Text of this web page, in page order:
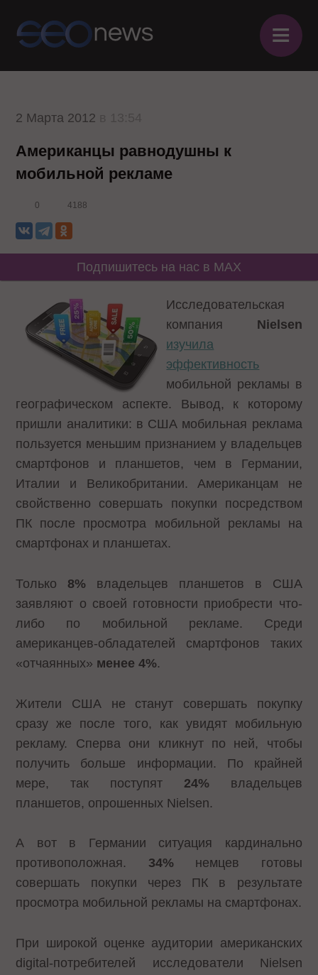
≡
2 Марта 2012
Американцы равнодушны к
мобильной рекламе
0 4188
Подпишитесь на нас в MAX
Исследовательская
компания Nielsen
изучила
эффективность
мобильной рекламы в
географическом аспекте. Вывод, к которому
пришли аналитики: в США мобильная реклама
пользуется меньшим признанием у владельцев
смартфонов и планшетов, чем в Германии,
Италии и Великобритании. Американцам не
свойственно совершать покупки посредством
ПК после просмотра мобильной рекламы на
смартфонах и планшетах.
Только 8% владельцев планшетов в США
заявляют о своей готовности приобрести что-
либо по мобильной рекламе. Среди
американцев-обладателей смартфонов таких
«отчаянных» менее 4%.
Жители США не станут совершать покупку
сразу же после того, как увидят мобильную
рекламу. Сперва они кликнут по ней, чтобы
получить больше информации. По крайней
мере, так поступят 24%владельцев
планшетов, опрошенных Nielsen.
А вот в Германии ситуация кардинально
противоположная. 34%немцев готовы
совершать покупки через ПК в результате
просмотра мобильной рекламы на смартфонах.
При широкой оценке аудитории американских
digital-потребителей исследователи Nielsen